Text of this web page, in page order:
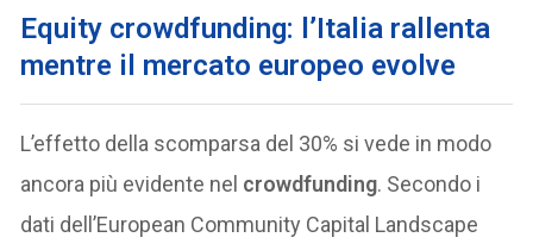
Equity crowdfunding: l’Italia rallenta
mentre il mercato europeo evolve
L’effetto della scomparsa del 30% si vede in modo
ancora più evidente nel crowdfunding. Secondo i
dati dell’European Community Capital Landscape